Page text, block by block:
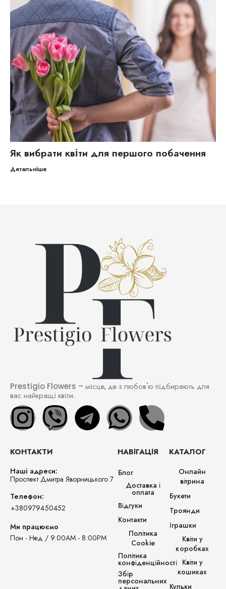
Як вибрати квіти для першого побачення
Детальніше
Prestigio Flowers – місце, де з любов'ю підбирають для
вас найкращі квіти.
КОНТАКТИ
Наші адреси:
Проспект Дмитра Яворницького 7
Телефон:
‪+380979450452‬
Ми працюємо
Пон - Нед / 9:00AM - 8:00PM
НАВІГАЦІЯ
Блог
Доставка і
оплата
Відгуки
Контакти
Політика
Cookie
Політика
конфіденційності
Збір
персональних
КАТАЛОГ
Онлайн
вітрина
Букети
Троянди
Іграшки
Квіти у
коробках
Квіти у
кошиках
Кульки